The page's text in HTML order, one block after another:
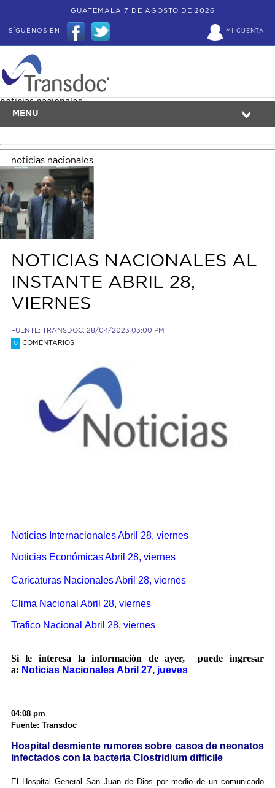
GUATEMALA 7 DE AGOSTO DE 2026
MI CUENTA
SÍGUENOS EN
MENU
noticias nacionales
noticias nacionales
NOTICIAS NACIONALES AL
INSTANTE ABRIL 28,
VIERNES
FUENTE: TRANSDOC, 28/04/2023 03:00 PM
0 COMENTARIOS
Noticias Internacionales Abril 28, viernes
Noticias Económicas Abril 28, viernes
Caricaturas Nacionales Abril 28, viernes
Clima Nacional Abril 28, viernes
Trafico Nacional Abril 28, viernes
Si le interesa la información de ayer, puede ingresar
a: Noticias Nacionales Abril 27, jueves
04:08 pm
Fuente: Transdoc
Hospital desmiente rumores sobre casos de neonatos
infectados con la bacteria Clostridium difficile
El Hospital General San Juan de Dios por medio de un comunicado